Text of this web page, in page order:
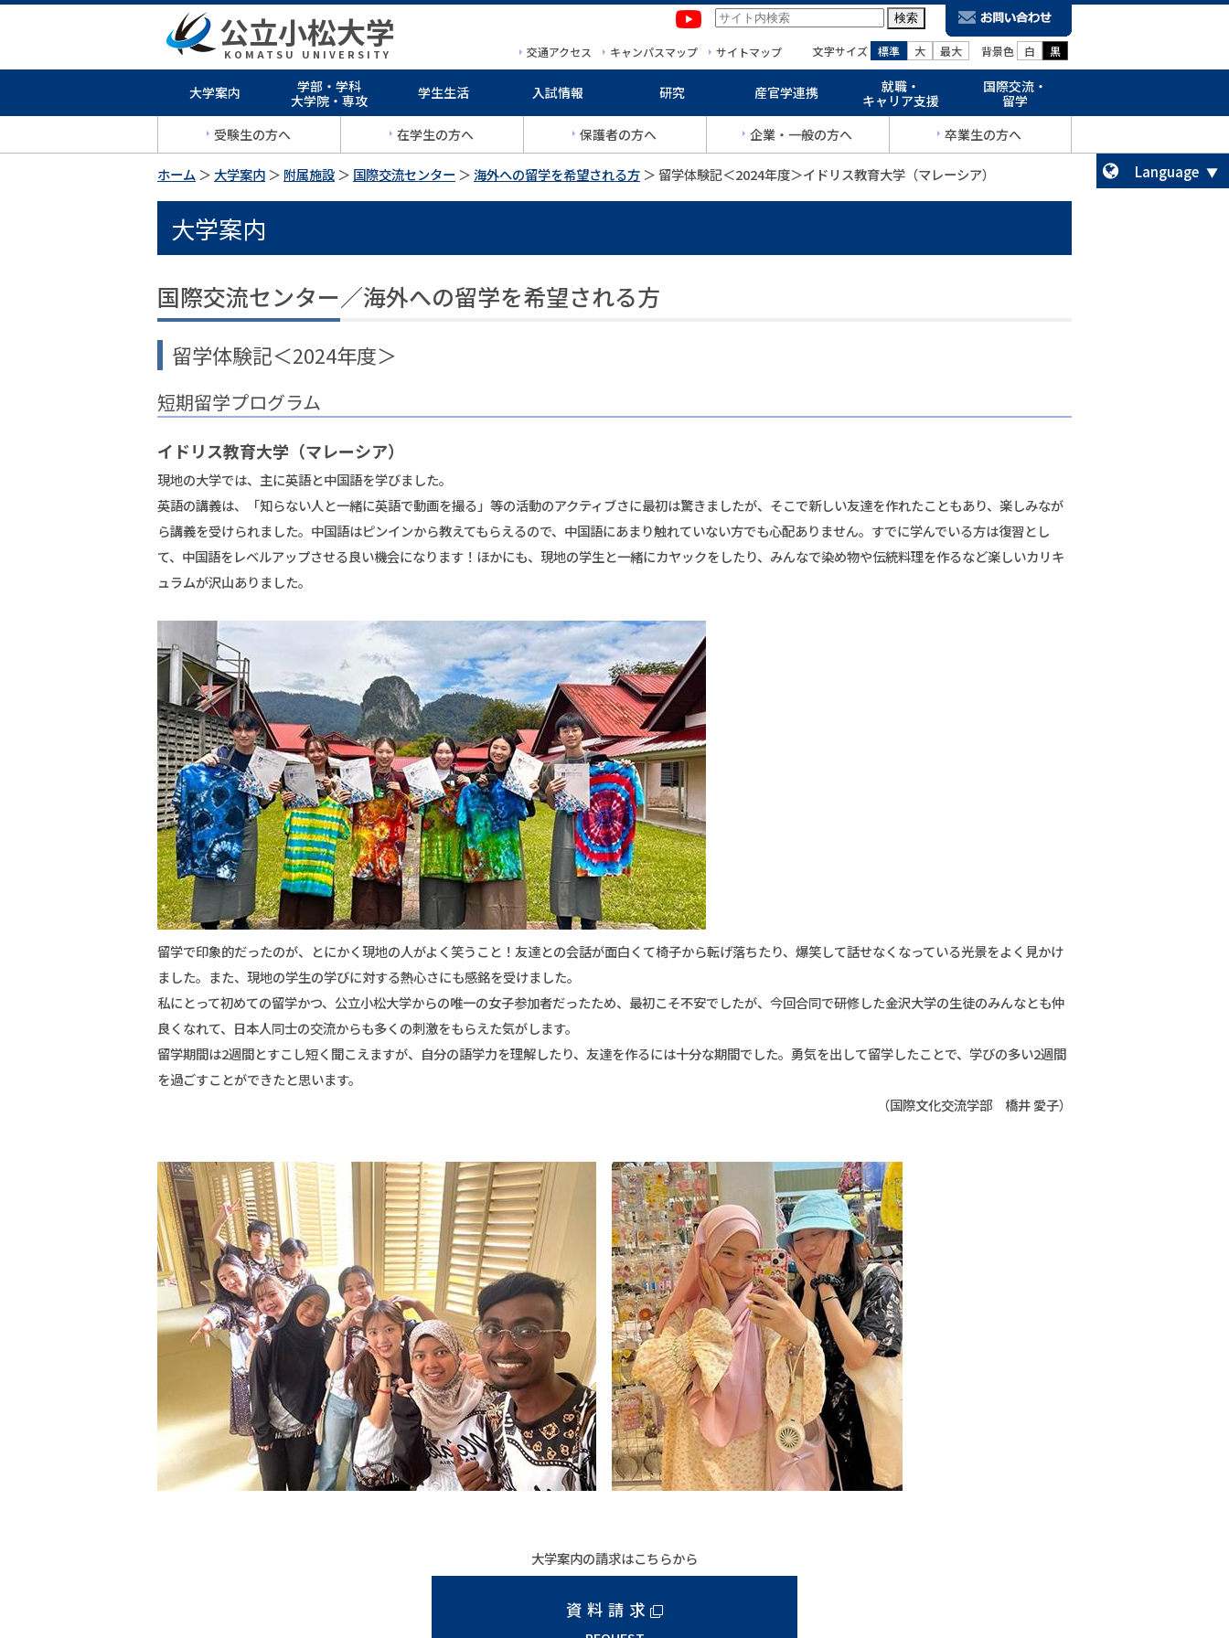
公立小松大学
KOMATSU UNIVERSITY 交通アクセス キャンパスマップ サイトマップ 文字サイズ 標準 大 最大 背景色 白 黒
大学案内
学部・学科
大学院・専攻
学生生活 入試情報 研究 産官学連携
就職・
キャリア支援
国際交流・
留学
受験生の方へ
在学生の方へ 保護者の方へ 企業・一般の方へ 卒業生の方へ
Language
ホーム ＞ 大学案内 ＞ 附属施設 ＞ 国際交流センター ＞海外への留学を希望される方 ＞留学体験記＜2024年度＞イドリス教育大学（マレーシア）
大学案内
国際交流センター／海外への留学を希望される方
留学体験記＜2024年度＞
短期留学プログラム
イドリス教育大学（マレーシア）
現地の大学では、主に英語と中国語を学びました。
英語の講義は、「知らない人と一緒に英語で動画を撮る」等の活動のアクティブさに最初は驚きましたが、そこで新しい友達を作れたこともあり、楽しみなが
ら講義を受けられました。中国語はピンインから教えてもらえるので、中国語にあまり触れていない方でも心配ありません。すでに学んでいる方は復習とし
て、中国語をレベルアップさせる良い機会になります！ほかにも、現地の学生と一緒にカヤックをしたり、みんなで染め物や伝統料理を作るなど楽しいカリキ
ュラムが沢山ありました。
留学で印象的だったのが、とにかく現地の人がよく笑うこと！友達との会話が面白くて椅子から転げ落ちたり、爆笑して話せなくなっている光景をよく見かけ
ました。また、現地の学生の学びに対する熱心さにも感銘を受けました。
私にとって初めての留学かつ、公立小松大学からの唯一の女子参加者だったため、最初こそ不安でしたが、今回合同で研修した金沢大学の生徒のみんなとも仲
良くなれて、日本人同士の交流からも多くの刺激をもらえた気がします。
留学期間は2週間とすこし短く聞こえますが、自分の語学力を理解したり、友達を作るには十分な期間でした。勇気を出して留学したことで、学びの多い2週間
を過ごすことができたと思います。
（国際文化交流学部 橋井 愛子）
大学案内の請求はこちらから
資料請求